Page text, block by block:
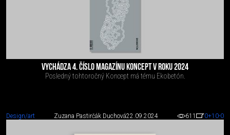
VYCHÁDZA 4. ČÍSLO MAGAZÍNU KONCEPT V ROKU 2024
Posledný tohtoročný Koncept má tému Ekobetón.
Design/art Zuzana Pastirčák Duchová22.09.2024 611 0+10-0